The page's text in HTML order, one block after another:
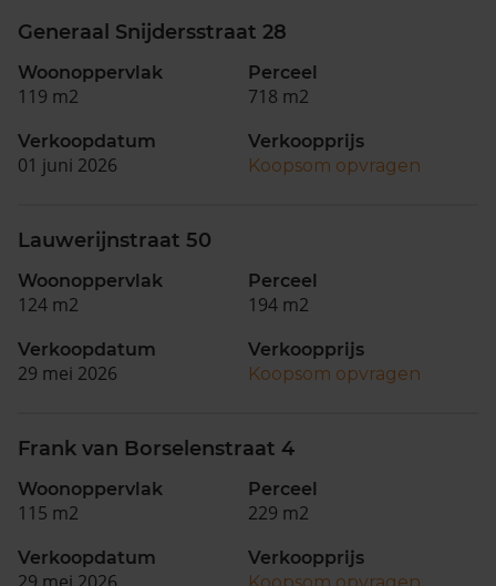
Generaal Snijdersstraat 28
Woonoppervlak
119 m2
Perceel
718 m2
Verkoopdatum
01 juni 2026
Verkoopprijs
Koopsom opvragen
Lauwerijnstraat 50
Woonoppervlak
124 m2
Perceel
194 m2
Verkoopdatum
29 mei 2026
Verkoopprijs
Koopsom opvragen
Frank van Borselenstraat 4
Woonoppervlak
115 m2
Perceel
229 m2
Verkoopdatum
Verkoopprijs